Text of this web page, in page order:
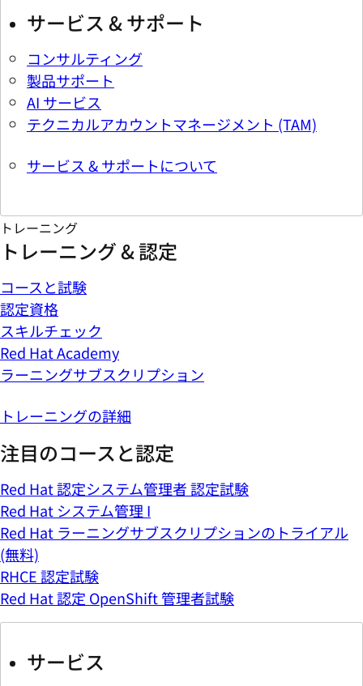
サービス & サポート
コンサルティング
製品サポート
AI サービス
テクニカルアカウントマネージメント (TAM)
サービス & サポートについて
トレーニング
トレーニング & 認定
コースと試験
認定資格
スキルチェック
Red Hat Academy
ラーニングサブスクリプション
トレーニングの詳細
注目のコースと認定
Red Hat 認定システム管理者 認定試験
Red Hat システム管理 I
Red Hat ラーニングサブスクリプションのトライアル
(無料)
RHCE 認定試験
Red Hat 認定 OpenShift 管理者試験
サービス